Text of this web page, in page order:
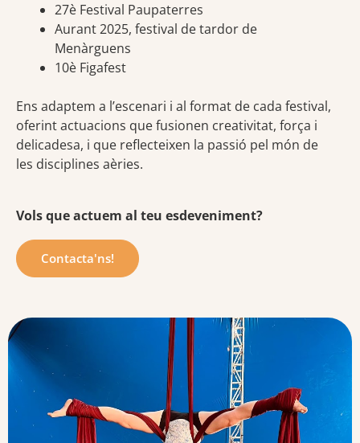
27è Festival Paupaterres
Aurant 2025, festival de tardor de
Menàrguens
10è Figafest
Ens adaptem a l’escenari i al format de cada festival,
oferint actuacions que fusionen creativitat, força i
delicadesa, i que reflecteixen la passió pel món de
les disciplines aèries.
Vols que actuem al teu esdeveniment?
Contacta'ns!